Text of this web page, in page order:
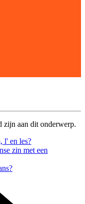
zijn aan dit onderwerp.
l' en les?
zin met een